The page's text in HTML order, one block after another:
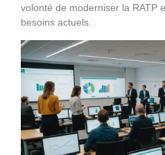
volonté de moderniser la RATP
besoins actuels.